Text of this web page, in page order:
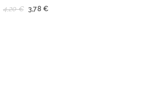
4,20 €
3,78 €